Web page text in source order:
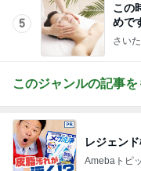
このジャンルの記事
Amebaトピ
だいた 買
Amebaトピ